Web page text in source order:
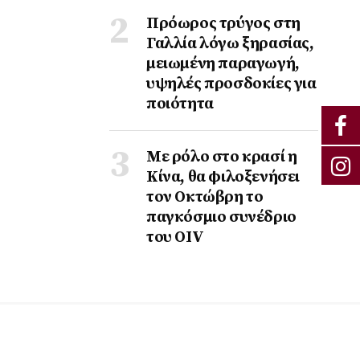
Πρόωρος τρύγος στη
Γαλλία λόγω ξηρασίας,
μειωμένη παραγωγή,
υψηλές προσδοκίες για
ποιότητα
Με ρόλο στο κρασί η
Κίνα, θα φιλοξενήσει
τον Οκτώβρη το
παγκόσμιο συνέδριο
του ΟΙV